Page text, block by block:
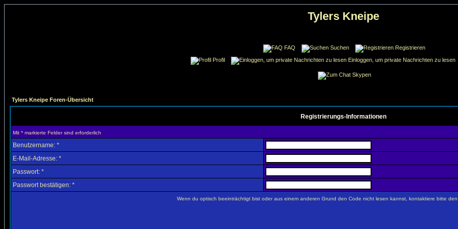
Tylers Kneipe
FAQ Suchen
Registrieren
Profil
Einloggen, um private Nachrichten zu lesen
Skypen
Tylers Kneipe Foren-Übersicht
Registrierungs-Informationen
Mit * markierte Felder sind erforderlich
Benutzername: *
E-Mail-Adresse: *
Passwort: *
Passwort bestätigen: *
Wenn du optisch beeinträchtigt bist oder aus einem anderen Grund den Code nicht lesen kannst, kontaktiere bitte den